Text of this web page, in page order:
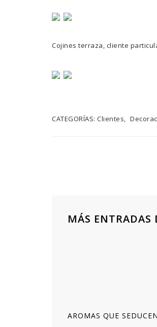
Cojines terraza, cliente
CATEGORÍAS: Clientes
MÁS ENTRADAS
AROMAS QUE SEDUCEN